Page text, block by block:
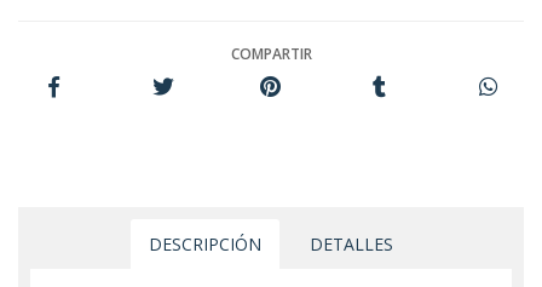
COMPARTIR
DESCRIPCIÓN DETALLES